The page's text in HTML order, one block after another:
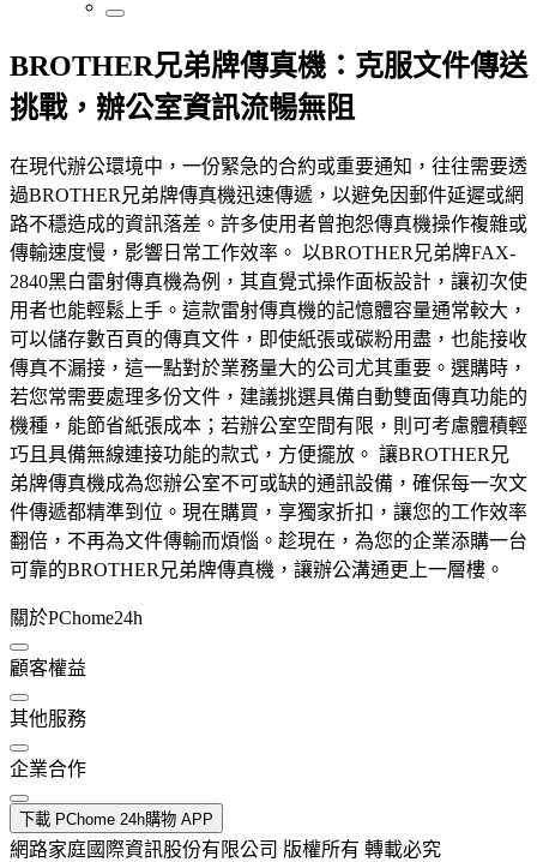
BROTHER兄弟牌傳真機：克服文件傳送
挑戰，辦公室資訊流暢無阻
在現代辦公環境中，一份緊急的合約或重要通知，往往需要透
過BROTHER兄弟牌傳真機迅速傳遞，以避免因郵件延遲或網
路不穩造成的資訊落差。許多使用者曾抱怨傳真機操作複雜或
傳輸速度慢，影響日常工作效率。 以BROTHER兄弟牌FAX-
2840黑白雷射傳真機為例，其直覺式操作面板設計，讓初次使
用者也能輕鬆上手。這款雷射傳真機的記憶體容量通常較大，
可以儲存數百頁的傳真文件，即使紙張或碳粉用盡，也能接收
傳真不漏接，這一點對於業務量大的公司尤其重要。選購時，
若您常需要處理多份文件，建議挑選具備自動雙面傳真功能的
機種，能節省紙張成本；若辦公室空間有限，則可考慮體積輕
巧且具備無線連接功能的款式，方便擺放。 讓BROTHER兄
弟牌傳真機成為您辦公室不可或缺的通訊設備，確保每一次文
件傳遞都精準到位。現在購買，享獨家折扣，讓您的工作效率
翻倍，不再為文件傳輸而煩惱。趁現在，為您的企業添購一台
可靠的BROTHER兄弟牌傳真機，讓辦公溝通更上一層樓。
關於PChome24h
顧客權益
其他服務
企業合作
下載 PChome 24h購物 APP
網路家庭國際資訊股份有限公司 版權所有 轉載必究